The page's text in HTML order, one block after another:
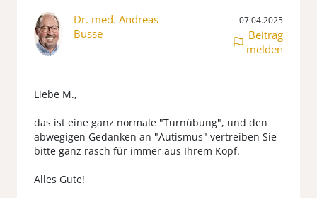
Dr. med. Andreas
Busse
07.04.2025
Beitrag
melden
Liebe M.,
das ist eine ganz normale "Turnübung", und den
abwegigen Gedanken an "Autismus" vertreiben Sie
bitte ganz rasch für immer aus Ihrem Kopf.